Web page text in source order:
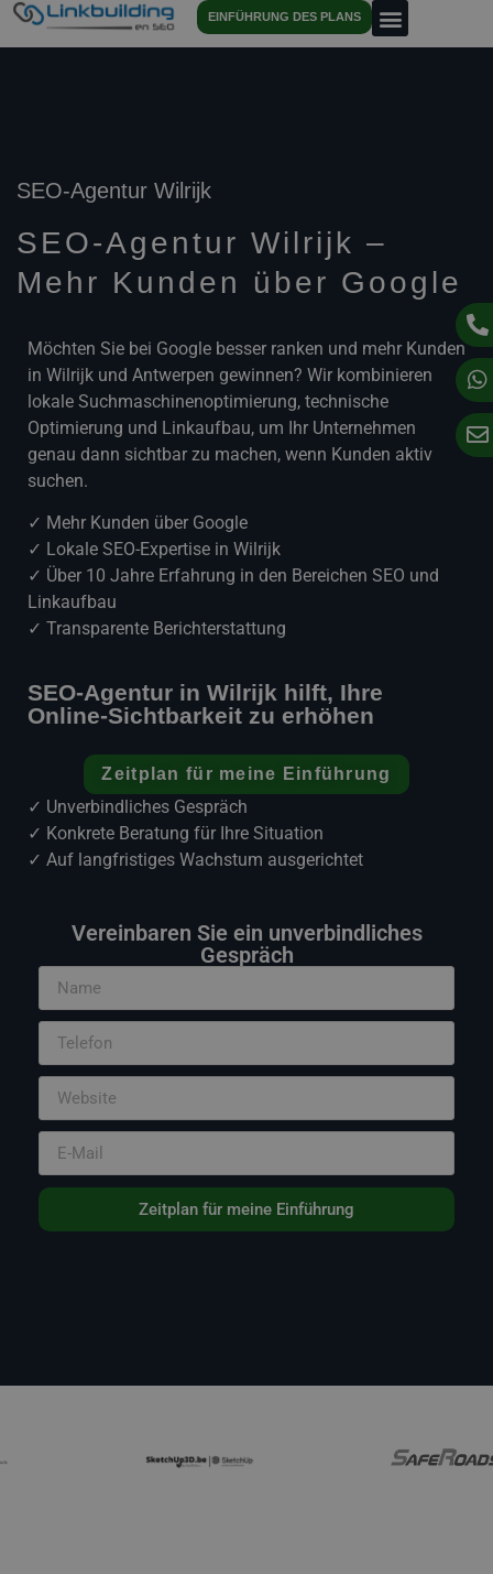
EINFÜHRUNG DES PLANS
SEO-Agentur Wilrijk
SEO-Agentur Wilrijk –
Mehr Kunden über Google
Möchten Sie bei Google besser ranken und mehr Kunden
in Wilrijk und Antwerpen gewinnen? Wir kombinieren
lokale Suchmaschinenoptimierung, technische
Optimierung und Linkaufbau, um Ihr Unternehmen
genau dann sichtbar zu machen, wenn Kunden aktiv
suchen.
✓ Mehr Kunden über Google
✓ Lokale SEO-Expertise in Wilrijk
✓ Über 10 Jahre Erfahrung in den Bereichen SEO und
Linkaufbau
✓ Transparente Berichterstattung
SEO-Agentur in Wilrijk hilft, Ihre
Online-Sichtbarkeit zu erhöhen
Zeitplan für meine Einführung
✓ Unverbindliches Gespräch
✓ Konkrete Beratung für Ihre Situation
✓ Auf langfristiges Wachstum ausgerichtet
Vereinbaren Sie ein unverbindliches
Gespräch
Zeitplan für meine Einführung